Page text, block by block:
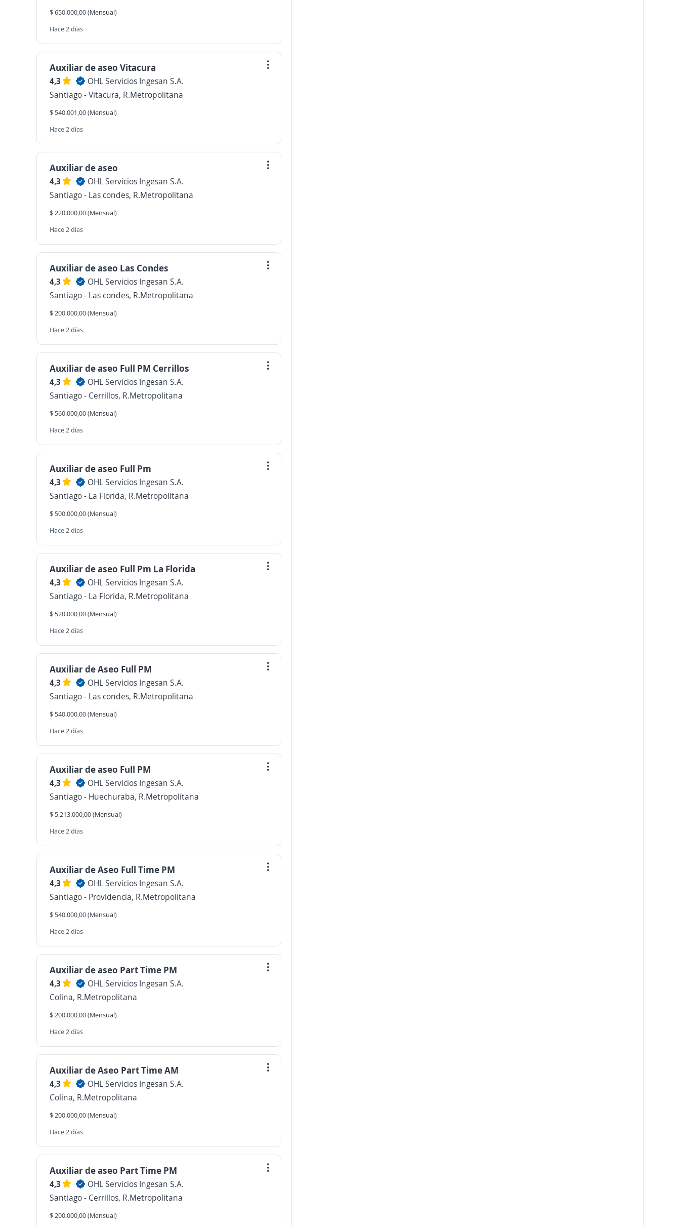
$ 650.000,00 (Mensual)
Hace 2 días
Auxiliar de aseo Vitacura
4,3
OHL Servicios Ingesan S.A.
Santiago - Vitacura, R.Metropolitana
$ 540.001,00 (Mensual)
Hace 2 días
Auxiliar de aseo
4,3
OHL Servicios Ingesan S.A.
Santiago - Las condes, R.Metropolitana
$ 220.000,00 (Mensual)
Hace 2 días
Auxiliar de aseo Las Condes
4,3
OHL Servicios Ingesan S.A.
Santiago - Las condes, R.Metropolitana
$ 200.000,00 (Mensual)
Hace 2 días
Auxiliar de aseo Full PM Cerrillos
4,3
OHL Servicios Ingesan S.A.
Santiago - Cerrillos, R.Metropolitana
$ 560.000,00 (Mensual)
Hace 2 días
Auxiliar de aseo Full Pm
4,3
OHL Servicios Ingesan S.A.
Santiago - La Florida, R.Metropolitana
$ 500.000,00 (Mensual)
Hace 2 días
Auxiliar de aseo Full Pm La Florida
4,3
OHL Servicios Ingesan S.A.
Santiago - La Florida, R.Metropolitana
$ 520.000,00 (Mensual)
Hace 2 días
Auxiliar de Aseo Full PM
4,3
OHL Servicios Ingesan S.A.
Santiago - Las condes, R.Metropolitana
$ 540.000,00 (Mensual)
Hace 2 días
Auxiliar de aseo Full PM
4,3
OHL Servicios Ingesan S.A.
Santiago - Huechuraba, R.Metropolitana
$ 5.213.000,00 (Mensual)
Hace 2 días
Auxiliar de Aseo Full Time PM
4,3
OHL Servicios Ingesan S.A.
Santiago - Providencia, R.Metropolitana
$ 540.000,00 (Mensual)
Hace 2 días
Auxiliar de aseo Part Time PM
4,3
OHL Servicios Ingesan S.A.
Colina, R.Metropolitana
$ 200.000,00 (Mensual)
Hace 2 días
Auxiliar de Aseo Part Time AM
4,3
OHL Servicios Ingesan S.A.
Colina, R.Metropolitana
$ 200.000,00 (Mensual)
Hace 2 días
Auxiliar de aseo Part Time PM
4,3
OHL Servicios Ingesan S.A.
Santiago - Cerrillos, R.Metropolitana
$ 200.000,00 (Mensual)